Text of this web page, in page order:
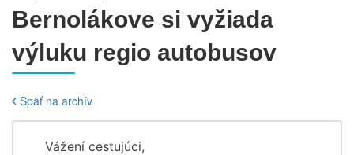
Bernolákove si vyžiada
výluku regio autobusov
Späť na archív
Vážení cestujúci,